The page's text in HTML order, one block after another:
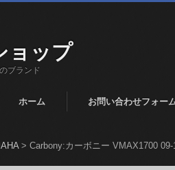
ップ
ブランド
ホーム お問い合わせフォー
> Carbony:カーボニー VMAX1700